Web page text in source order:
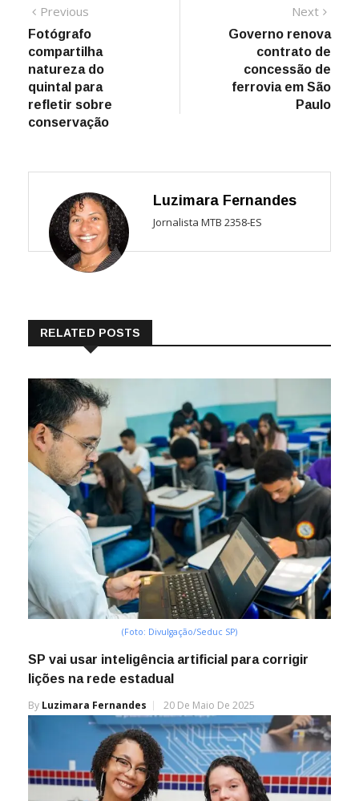
Navegação
de
Post
Previous
post:
Fotógrafo
compartilha
natureza do
quintal para
refletir sobre
conservação
Next
post:
Governo renova
contrato de
concessão de
ferrovia em São
Paulo
Luzimara Fernandes
Jornalista MTB 2358-ES
RELATED POSTS
(Foto: Divulgação/Seduc SP)
SP vai usar inteligência artificial para corrigir
lições na rede estadual
By Luzimara Fernandes 20 De Maio De 2025